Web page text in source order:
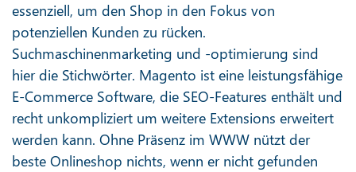
essenziell, um den Shop in den Fokus von
potenziellen Kunden zu rücken.
Suchmaschinenmarketing und -optimierung sind
hier die Stichwörter. Magento ist eine leistungsfähige
E-Commerce Software, die SEO-Features enthält und
recht unkompliziert um weitere Extensions erweitert
werden kann. Ohne Präsenz im WWW nützt der
beste Onlineshop nichts, wenn er nicht gefunden